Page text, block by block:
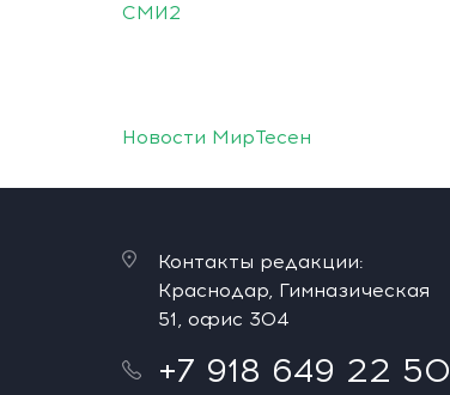
СМИ2
Новости МирТесен
Контакты редакции:
Краснодар, Гимназическая
51, офис 304
+7 918 649 22 50